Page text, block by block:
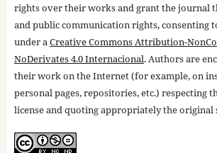
rights over their works and grant the journal
and public communication rights, consenting
under aCreative Commons Attribution-
NoDerivates 4.0 Internacional. Authors are
their work on the Internet (for example, on
personal pages, repositories, etc.) respecting
license and quoting appropriately the original